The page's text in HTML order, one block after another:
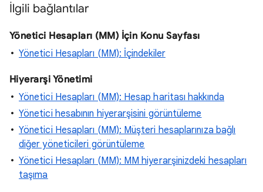
İlgili bağlantılar
Yönetici Hesapları (MM) İçin Konu Sayfası
Yönetici Hesapları (MM): İçindekiler
Hiyerarşi Yönetimi
Yönetici Hesapları (MM): Hesap haritası hakkında
Yönetici hesabının hiyerarşisini görüntüleme
Yönetici Hesapları (MM): Müşteri hesaplarınıza bağlı
diğer yöneticileri görüntüleme
Yönetici Hesapları (MM): MM hiyerarşinizdeki hesapları
taşıma